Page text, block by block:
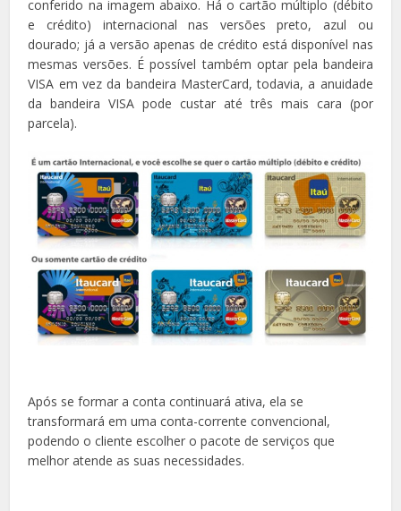
conferido na imagem abaixo. Há o cartão múltiplo (débito
e crédito) internacional nas versões preto, azul ou
dourado; já a versão apenas de crédito está disponível nas
mesmas versões. É possível também optar pela bandeira
VISA em vez da bandeira MasterCard, todavia, a anuidade
da bandeira VISA pode custar até três mais cara (por
parcela).
Após se formar a conta continuará ativa, ela se
transformará em uma conta-corrente convencional,
podendo o cliente escolher o pacote de serviços que
melhor atende as suas necessidades.